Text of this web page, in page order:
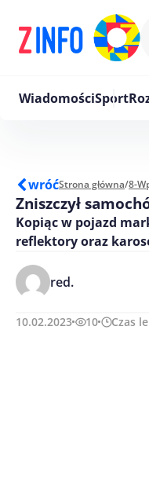
WiadomościSport
wróćStrona główna/8-
Zniszczył
Kopiąc w pojazd
reflektory oraz
red.
10.02.2023 10 Czas